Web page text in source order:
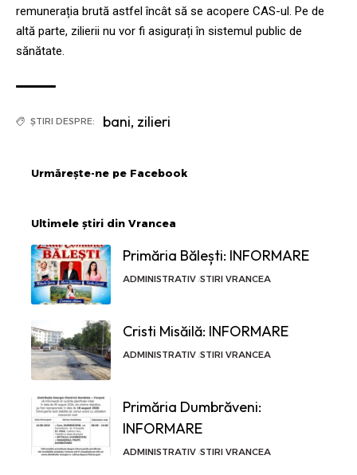
remunerația brută astfel încât să se acopere CAS-ul. Pe de
altă parte, zilierii nu vor fi asigurați în sistemul public de
sănătate.
ȘTIRI DESPRE: bani, zilieri
Urmărește-ne pe Facebook
Ultimele știri din Vrancea
Primăria Bălești: INFORMARE
ADMINISTRATIV STIRI VRANCEA
Cristi Misăilă: INFORMARE
ADMINISTRATIV STIRI VRANCEA
Primăria Dumbrăveni:
INFORMARE
ADMINISTRATIV STIRI VRANCEA